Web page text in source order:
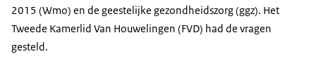
2015 (Wmo) en de geestelijke gezondheidszorg (ggz). Het
Tweede Kamerlid Van Houwelingen (FVD) had de vragen
gesteld.